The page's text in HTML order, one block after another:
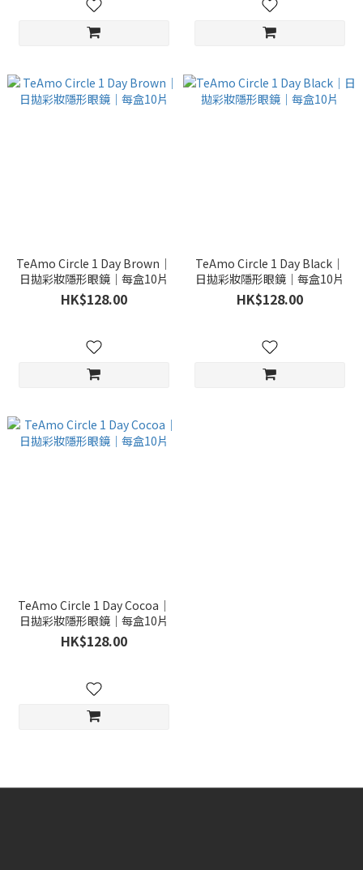
TeAmo Circle 1 Day Brown｜
日拋彩妝隱形眼鏡｜每盒10片
HK$128.00
TeAmo Circle 1 Day Black｜
日拋彩妝隱形眼鏡｜每盒10片
HK$128.00
TeAmo Circle 1 Day Cocoa｜
日拋彩妝隱形眼鏡｜每盒10片
HK$128.00